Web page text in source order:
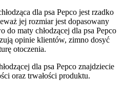
dla psa Pepco jest rzadko
jej rozmiar jest dopasowany
do maty chłodzącej dla psa Pepco
opinie klientów, zimno dosyć
otoczenia.
dla psa Pepco znajdziecie
oraz trwałości produktu.